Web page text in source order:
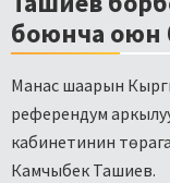
боюнча оюн
Манас шаарын
референдум
кабинетинин
Камчыбек Ташиев.